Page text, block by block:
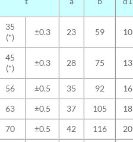
35
(*)
±0.3 23 59 10
45
(*)
±0.3 28 75 13
56 ±0.5 35 92 16
63
±0.5 37 105 18
70
±0.5 42 116 20